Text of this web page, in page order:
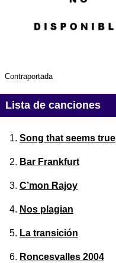
Contraportada
Lista de canciones
Song that seems true
Bar Frankfurt
C’mon Rajoy
Nos plagian
La transición
Roncesvalles 2004